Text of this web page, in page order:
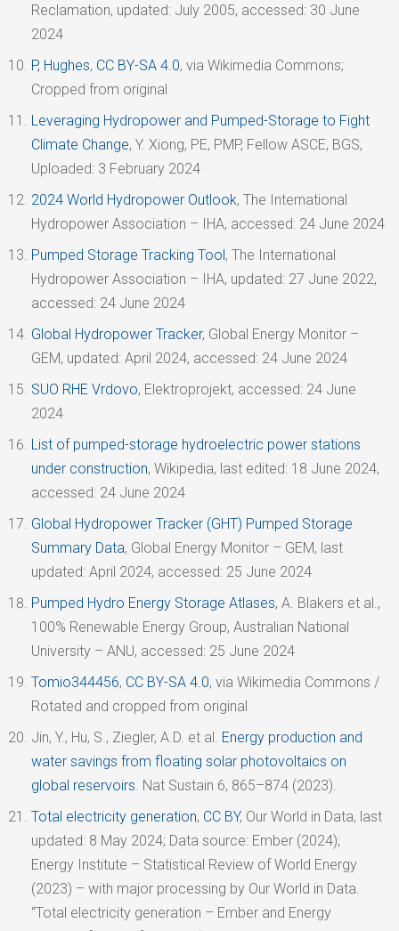
Reclamation, updated: July 2005, accessed: 30 June
2024
P, Hughes, CC BY-SA 4.0, via Wikimedia Commons;
Cropped from original
Leveraging Hydropower and Pumped-Storage to Fight
Climate Change, Y. Xiong, PE, PMP, Fellow ASCE, BGS,
Uploaded: 3 February 2024
2024 World Hydropower Outlook, The International
Hydropower Association – IHA, accessed: 24 June 2024
Pumped Storage Tracking Tool, The International
Hydropower Association – IHA, updated: 27 June 2022,
accessed: 24 June 2024
Global Hydropower Tracker, Global Energy Monitor –
GEM, updated: April 2024, accessed: 24 June 2024
SUO RHE Vrdovo, Elektroprojekt, accessed: 24 June
2024
List of pumped-storage hydroelectric power stations
under construction, Wikipedia, last edited: 18 June 2024,
accessed: 24 June 2024
Global Hydropower Tracker (GHT) Pumped Storage
Summary Data, Global Energy Monitor – GEM, last
updated: April 2024, accessed: 25 June 2024
Pumped Hydro Energy Storage Atlases, A. Blakers et al.,
100% Renewable Energy Group, Australian National
University – ANU, accessed: 25 June 2024
Tomio344456, CC BY-SA 4.0, via Wikimedia Commons /
Rotated and cropped from original
Jin, Y., Hu, S., Ziegler, A.D. et al. Energy production and
water savings from floating solar photovoltaics on
global reservoirs. Nat Sustain 6, 865–874 (2023).
Total electricity generation, CC BY, Our World in Data, last
updated: 8 May 2024; Data source: Ember (2024);
Energy Institute – Statistical Review of World Energy
(2023) – with major processing by Our World in Data.
“Total electricity generation – Ember and Energy